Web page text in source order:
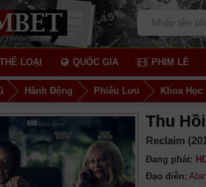
THỂ LOẠI QUỐC GIA PHIM LẺ
Hành Động Phiêu Lưu Khoa Học
Thu
Reclaim
Đang phát:
Đạo diễn: